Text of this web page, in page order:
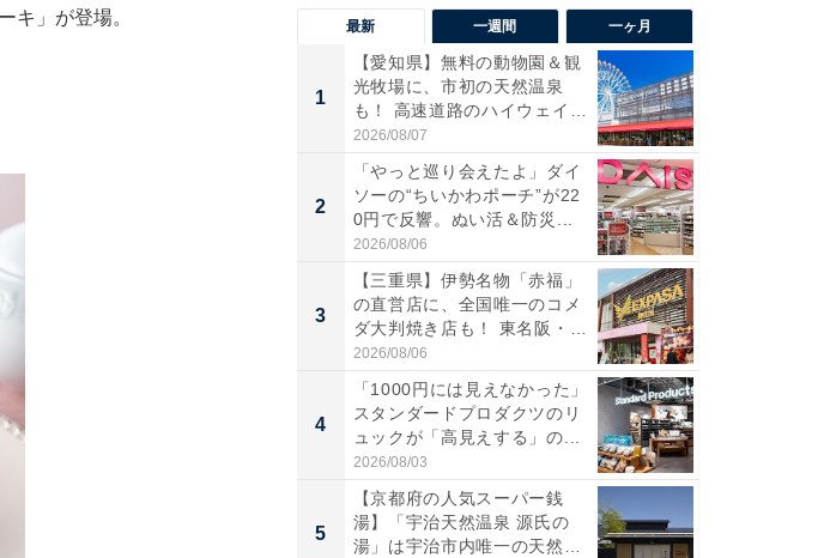
キ」が登場。 最新 一週間 一ヶ月
1
【愛知県】無料の動物園＆観
光牧場に、市初の天然温泉
も！ 高速道路のハイウェイオ
ア...
2026/08/07
2
「やっと巡り会えたよ」ダイ
ソーの“ちいかわポーチ”が22
0円で反響。ぬい活＆防災...
2026/08/06
3
【三重県】伊勢名物「赤福」
の直営店に、全国唯一のコメ
ダ大判焼き店も！ 東名阪・
伊...
2026/08/06
4
「1000円には見えなかった」
スタンダードプロダクツのリ
ュックが「高見えする」の...
2026/08/03
5
【京都府の人気スーパー銭
湯】「宇治天然温泉 源氏の
湯」は宇治市内唯一の天然温